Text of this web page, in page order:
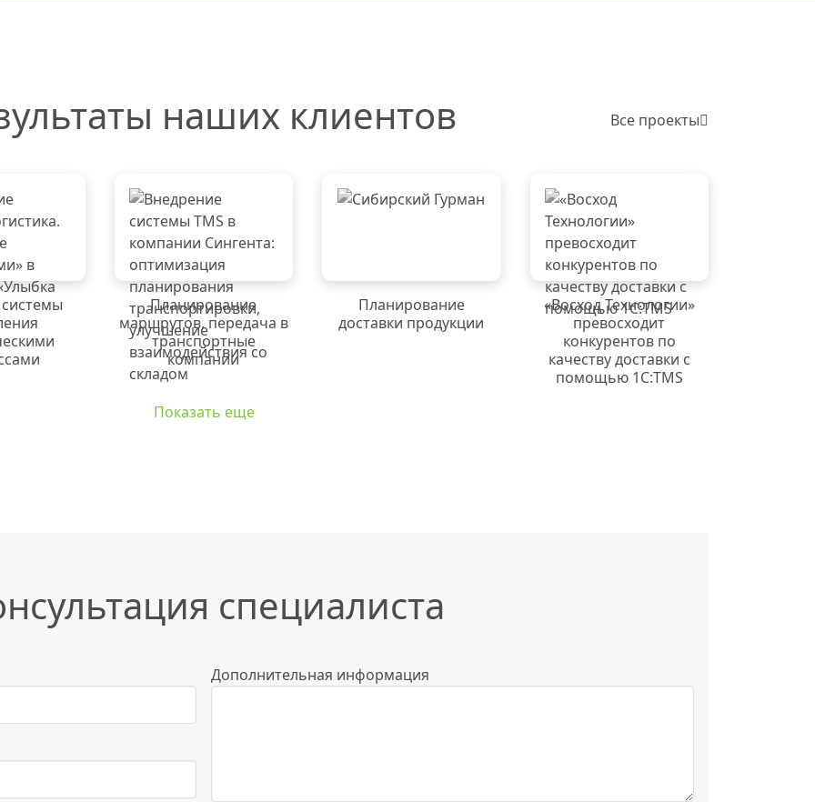
наших клиентов Все проекты
Планирование
маршрутов, передача в
транспортные
компании
Планирование
доставки продукции
«Восход Технологии»
превосходит
конкурентов по
качеству доставки с
помощью 1С:TMS
Показать еще
специалиста
Дополнительная информация